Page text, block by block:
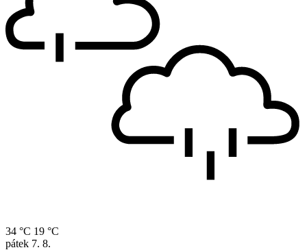
34 °C 19 °C
pátek 7. 8.